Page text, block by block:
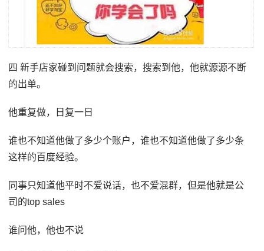
四 新手店家碰到问题就会搜索，搜索到他，他就源源不断
的出单。
他重复做，日复一日
谁也不知道他做了多少个账户，谁也不知道他做了多少条
这样的百度经验。
同事只知道他平时不爱说话，也不爱混群，但是他就是公
司的top sales
谁问他，他也不说